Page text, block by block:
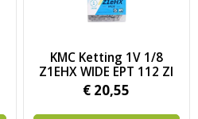
KMC Ketting 1V 1/8
Z1EHX WIDE EPT 112 ZI
€ 20,55